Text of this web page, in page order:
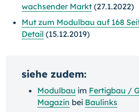
wachsender Markt (27.1.2022)
Mut zum Modulbau auf 168
Detail (15.12.2019)
siehe zudem:
Modulbau im Fertigbau /
Magazin bei Baulinks